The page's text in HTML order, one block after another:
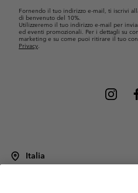
Fornendo il tuo indirizzo e-mail, ti iscrivi
di benvenuto del 10%.
Utilizzeremo il tuo indirizzo e-mail per
ed eventi promozionali. Per i dettagli su
marketing e su come puoi ritirare il tuo
Privacy.
Italia